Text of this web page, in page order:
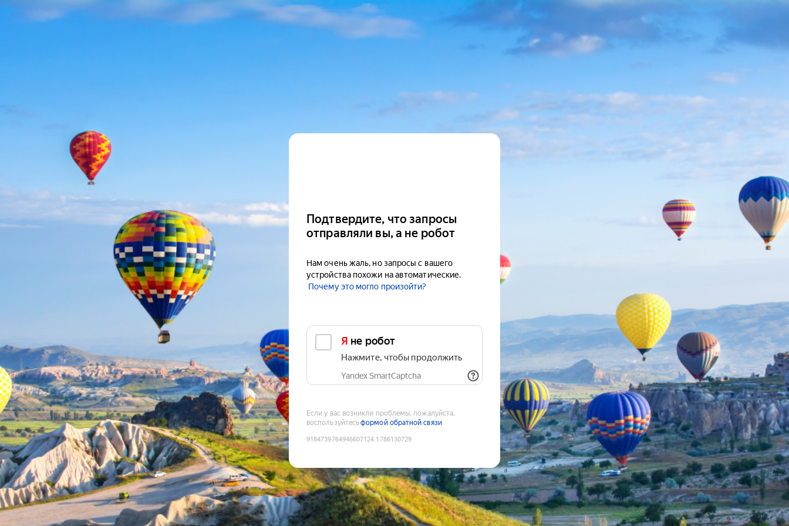
Подтвердите, что запросы
отправляли вы, а не робот
Нам очень жаль, но запросы с вашего
устройства похожи на автоматические.
Почему это могло произойти?
Я не робот
Нажмите, чтобы продолжить
Yandex SmartCaptcha
Если у вас возникли проблемы, пожалуйста,
воспользуйтесьформой обратной связи
9184739764946607124:1786130729